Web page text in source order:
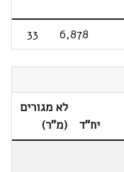
6,878
33
יח"ד
לא מגורים
(מ"ר)